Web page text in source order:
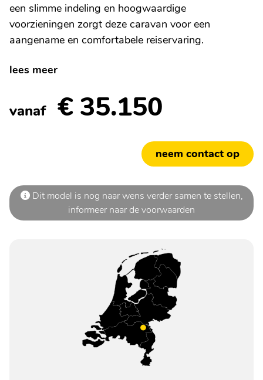
een slimme indeling en hoogwaardige
voorzieningen zorgt deze caravan voor een
aangename en comfortabele reiservaring.
lees meer
vanaf € 35.150
neem contact op
Dit model is nog naar wens verder samen te stellen,
informeer naar de voorwaarden